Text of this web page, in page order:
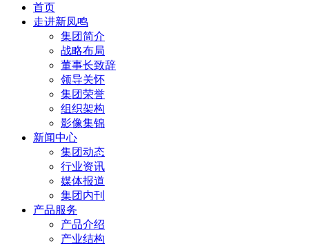
首页
走进新凤鸣
集团简介
战略布局
董事长致辞
领导关怀
集团荣誉
组织架构
影像集锦
新闻中心
集团动态
行业资讯
媒体报道
集团内刊
产品服务
产品介绍
产业结构